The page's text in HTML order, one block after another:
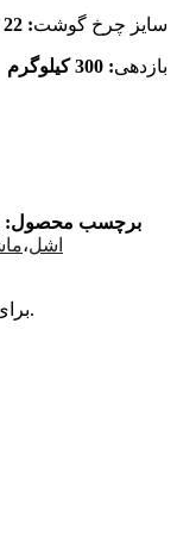
سایز چرخ گوشت: 22
بازدهی: 300 کیلوگرم
برچسب محصول:
اشل،
برای خرید یا مشاوره رایگان، با ما در تماس باشید.